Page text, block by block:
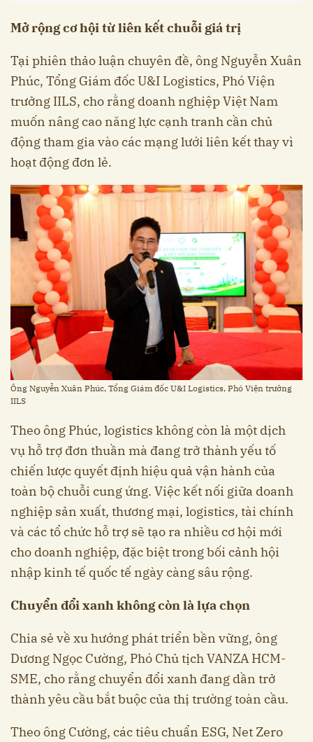
Mở rộng cơ hội từ liên kết chuỗi giá trị
Tại phiên thảo luận chuyên đề, ông Nguyễn Xuân
Phúc, Tổng Giám đốc U&I Logistics, Phó Viện
trưởng IILS, cho rằng doanh nghiệp Việt Nam
muốn nâng cao năng lực cạnh tranh cần chủ
động tham gia vào các mạng lưới liên kết thay vì
hoạt động đơn lẻ.
Ông Nguyễn Xuân Phúc, Tổng Giám đốc U&I Logistics, Phó Viện trưởng
IILS
Theo ông Phúc, logistics không còn là một dịch
vụ hỗ trợ đơn thuần mà đang trở thành yếu tố
chiến lược quyết định hiệu quả vận hành của
toàn bộ chuỗi cung ứng. Việc kết nối giữa doanh
nghiệp sản xuất, thương mại, logistics, tài chính
và các tổ chức hỗ trợ sẽ tạo ra nhiều cơ hội mới
cho doanh nghiệp, đặc biệt trong bối cảnh hội
nhập kinh tế quốc tế ngày càng sâu rộng.
Chuyển đổi xanh không còn là lựa chọn
Chia sẻ về xu hướng phát triển bền vững, ông
Dương Ngọc Cường, Phó Chủ tịch VANZA HCM-
SME, cho rằng chuyển đổi xanh đang dần trở
thành yêu cầu bắt buộc của thị trường toàn cầu.
Theo ông Cường, các tiêu chuẩn ESG, Net Zero